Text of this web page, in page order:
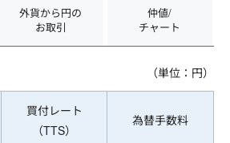
外貨から円の
お取引
仲値/
チャート
（単位：円）
買付レート
（TTS）
為替手数料